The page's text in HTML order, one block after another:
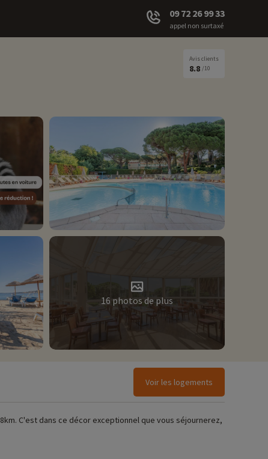
09 72 26 99 33
appel non surtaxé
Avis clients
8.8 /10
16 photos de plus
Voir les logements
C'est dans ce décor exceptionnel que vous séjournerez,